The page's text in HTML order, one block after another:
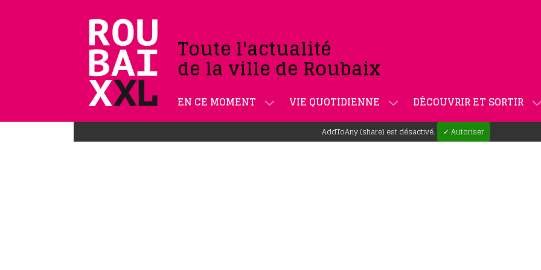
Toute l'actualité
de la ville de Roubaix
EN CE MOMENT VIE QUOTIDIENNE DÉCOUVRIR ET SORTIR
AddToAny (share) est désactivé. ✓ Autoriser